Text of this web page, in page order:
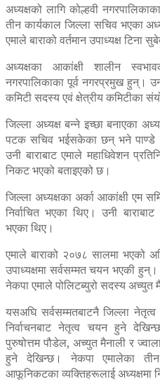
अध्यक्षको लागि कोल्हवी
तीन कार्यकाल जिल्ला सचिव भएका
एमाले बाराको वर्तमान उपाध्यक्ष टिना
अध्यक्षका आकांक्षी शालीन
नगरपालिकाका पूर्व नगरप्रमुख हुन्।
कमिटी सदस्य एवं क्षेत्रीय कमिटीका
जिल्ला अध्यक्ष बन्ने इच्छा बनाएका
पटक सचिव भईसकेका छन् भने पाण्डे
उनी बाराबाट एमाले महाधिवेशन
निकट भएको बताइएको छ।
जिल्ला अध्यक्षका अर्का आकांक्षी एम
निर्वाचित भएका थिए। उनी
भएका थिए।
एमाले बाराको २०७८ सालमा भएको
उपाध्यक्षमा सर्वसम्मत चयन भएकी
नेकपा एमाले पोलिटब्युरो सदस्य अच्युत
यसअघि सर्वसम्मतबाटनै जिल्ला
निर्वाचनबाट नेतृत्व चयन हुने
पुरुषोत्तम पौडेल, अच्युत मैनाली र
हुने देखिन्छ। नेकपा एमालेका तीन
आफूनिकटका व्यक्तिहरूलाई अध्यक्षमा